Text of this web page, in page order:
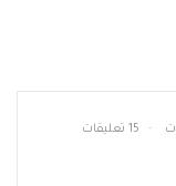
15 تعليقات